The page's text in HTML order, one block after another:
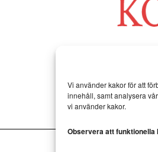
Vi använder kakor för att
innehåll, samt analysera
vi använder kakor.
Observera att funktionella